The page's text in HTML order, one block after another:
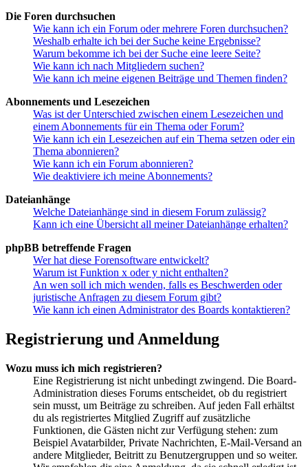
Die Foren durchsuchen
Wie kann ich ein Forum oder mehrere Foren durchsuchen?
Weshalb erhalte ich bei der Suche keine Ergebnisse?
Warum bekomme ich bei der Suche eine leere Seite?
Wie kann ich nach Mitgliedern suchen?
Wie kann ich meine eigenen Beiträge und Themen finden?
Abonnements und Lesezeichen
Was ist der Unterschied zwischen einem Lesezeichen und
einem Abonnements für ein Thema oder Forum?
Wie kann ich ein Lesezeichen auf ein Thema setzen oder ein
Thema abonnieren?
Wie kann ich ein Forum abonnieren?
Wie deaktiviere ich meine Abonnements?
Dateianhänge
Welche Dateianhänge sind in diesem Forum zulässig?
Kann ich eine Übersicht all meiner Dateianhänge erhalten?
phpBB betreffende Fragen
Wer hat diese Forensoftware entwickelt?
Warum ist Funktion x oder y nicht enthalten?
An wen soll ich mich wenden, falls es Beschwerden oder
juristische Anfragen zu diesem Forum gibt?
Wie kann ich einen Administrator des Boards kontaktieren?
Registrierung und Anmeldung
Wozu muss ich mich registrieren?
Eine Registrierung ist nicht unbedingt zwingend. Die Board-
Administration dieses Forums entscheidet, ob du registriert
sein musst, um Beiträge zu schreiben. Auf jeden Fall erhältst
du als registriertes Mitglied Zugriff auf zusätzliche
Funktionen, die Gästen nicht zur Verfügung stehen: zum
Beispiel Avatarbilder, Private Nachrichten, E-Mail-Versand an
andere Mitglieder, Beitritt zu Benutzergruppen und so weiter.